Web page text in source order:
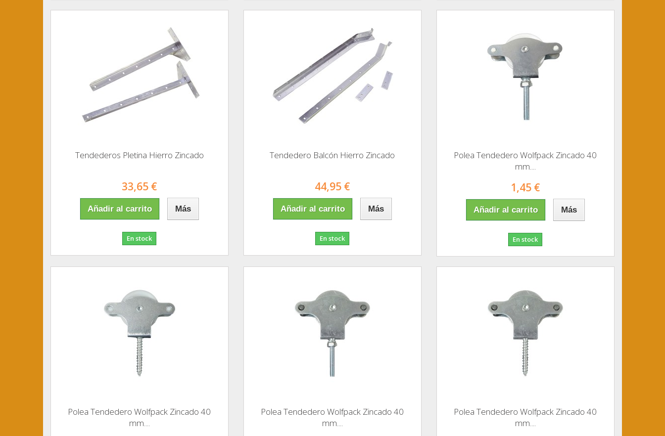
Tendederos Pletina Hierro Zincado
33,65 €
Añadir al carrito Más
En stock
Tendedero Balcón Hierro Zincado
44,95 €
Añadir al carrito Más
En stock
Polea Tendedero Wolfpack Zincado 40
mm....
1,45 €
Añadir al carrito Más
En stock
Polea Tendedero Wolfpack Zincado 40
mm....
Polea Tendedero Wolfpack Zincado 40
mm....
Polea Tendedero Wolfpack Zincado 40
mm....